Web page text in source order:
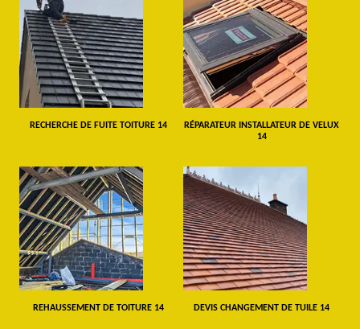
RECHERCHE DE FUITE TOITURE 14
RÉPARATEUR INSTALLATEUR DE VELUX
14
REHAUSSEMENT DE TOITURE 14 DEVIS CHANGEMENT DE TUILE 14